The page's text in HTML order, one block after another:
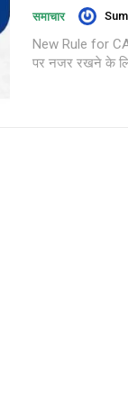
समाचार
New Rule for
पर नजर रखने के